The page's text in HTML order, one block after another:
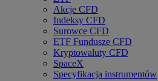
Akcje CFD
Indeksy CFD
Surowce CFD
ETF Fundusze CFD
Kryptowaluty CFD
SpaceX
Specyfikacja instrumentów